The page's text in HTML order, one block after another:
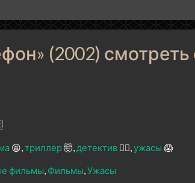
(2002) смотреть
😫 триллер🤯 детектив 🕵️‍♂️ ужасы 😱
фильмы Фильмы Ужасы